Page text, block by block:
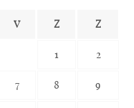
V Z Z
1 2
7 8 9